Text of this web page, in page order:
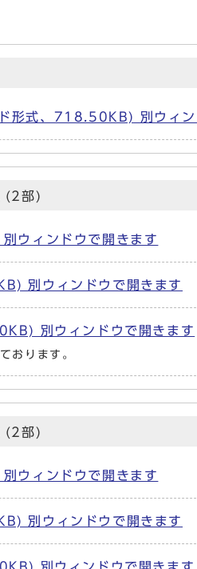
形式、718.50KB) 別ウィン
(2部)
ウィンドウで開きます
別ウィンドウで開きます
別ウィンドウで開きます
おります。
(2部)
ウィンドウで開きます
別ウィンドウで開きます